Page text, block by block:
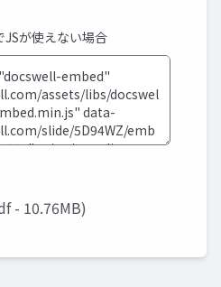
JSが使えない場合
- 10.76MB)